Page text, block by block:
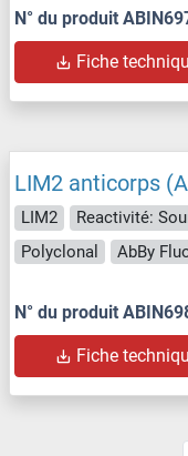
N° du produit
Fiche
LIM2 anticorps
LIM2 Reactivité:
Polyclonal
AbBy
N° du produit
Fiche